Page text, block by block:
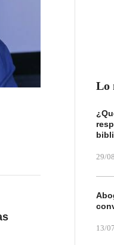
Lo
29/
13/